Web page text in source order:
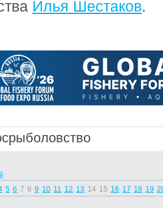
Илья Шестаков.
5 6 7 8 9 10 11 12 13 14 15 16 17 18 19